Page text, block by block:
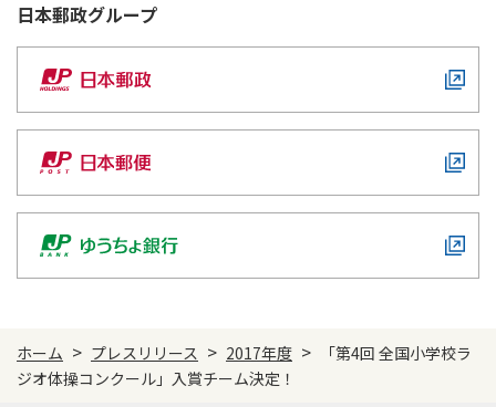
日本郵政グループ
ホーム > プレスリリース > 2017年度 >
「第4回 全国小学校ラ
ジオ体操コンクール」入賞チーム決定！